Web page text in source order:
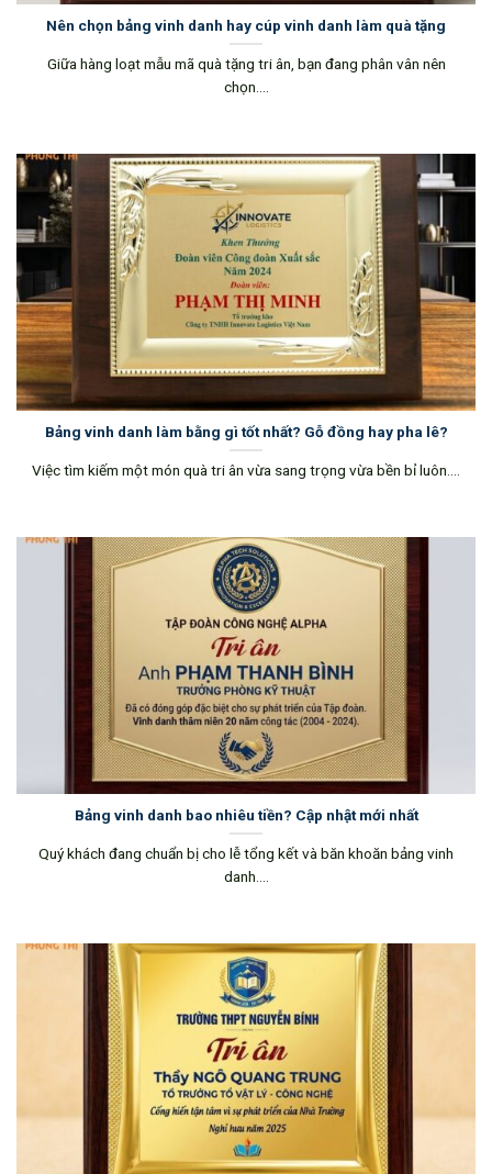
Nên chọn bảng vinh danh hay cúp vinh danh làm quà tặng
Giữa hàng loạt mẫu mã quà tặng tri ân, bạn đang phân vân nên
chọn....
Bảng vinh danh làm bằng gì tốt nhất? Gỗ đồng hay pha lê?
Việc tìm kiếm một món quà tri ân vừa sang trọng vừa bền bỉ luôn....
Bảng vinh danh bao nhiêu tiền? Cập nhật mới nhất
Quý khách đang chuẩn bị cho lễ tổng kết và băn khoăn bảng vinh
danh....